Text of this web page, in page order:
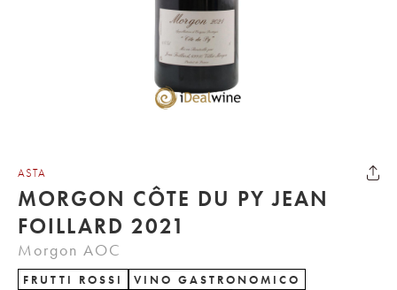
ASTA
MORGON CÔTE DU PY JEAN
FOILLARD 2021
Morgon AOC
FRUTTI ROSSI
VINO GASTRONOMICO